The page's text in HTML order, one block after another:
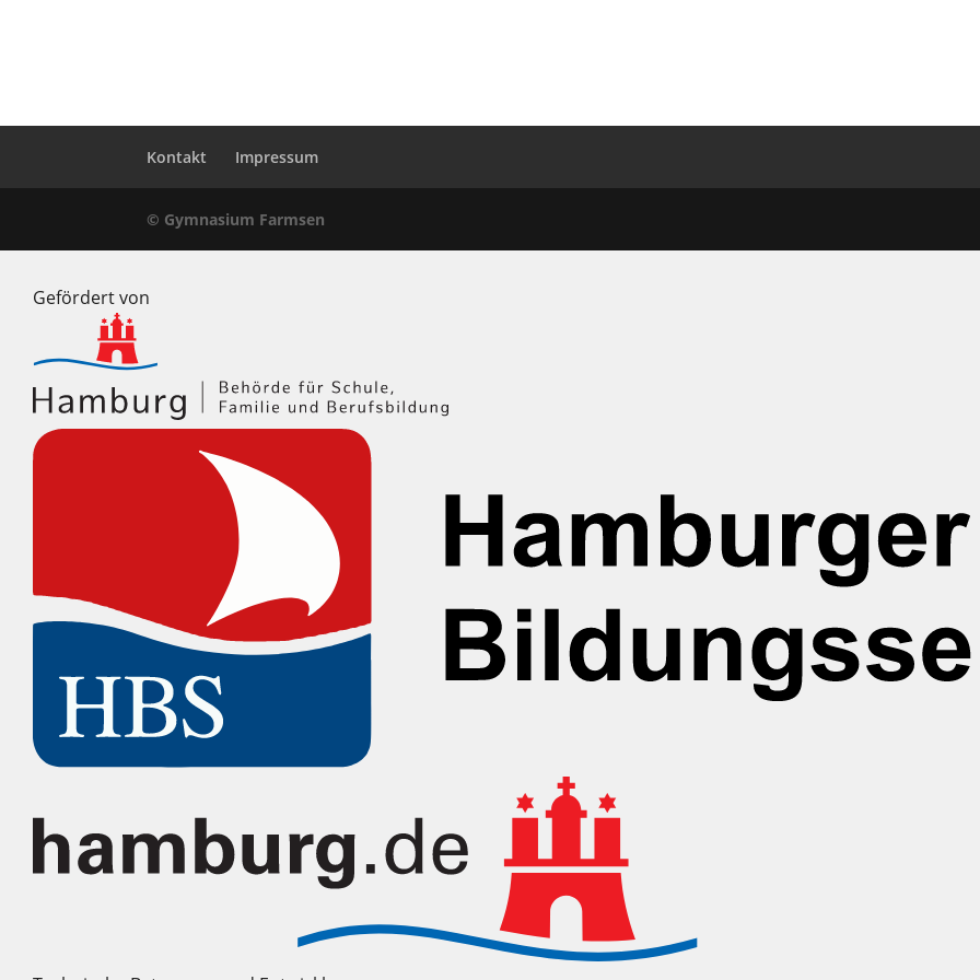
Kontakt Impressum
© Gymnasium Farmsen
Gefördert von